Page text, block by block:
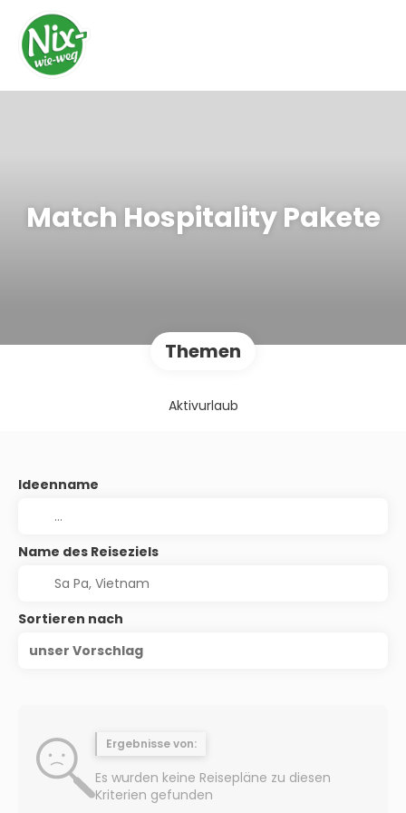
Match Hospitality Pakete
Themen
Aktivurlaub
Ideenname
Name des Reiseziels
Sortieren nach
unser Vorschlag
Ergebnisse von:
Es wurden keine Reisepläne zu diesen
Kriterien gefunden